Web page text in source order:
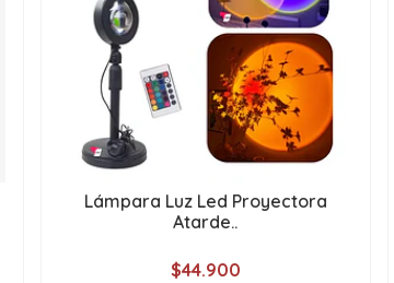
Lámpara Luz Led Proyectora
Atarde..
$44.900